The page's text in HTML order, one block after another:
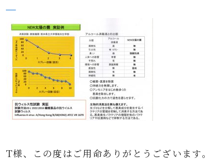
T様、この度はご用命ありがとうございます。